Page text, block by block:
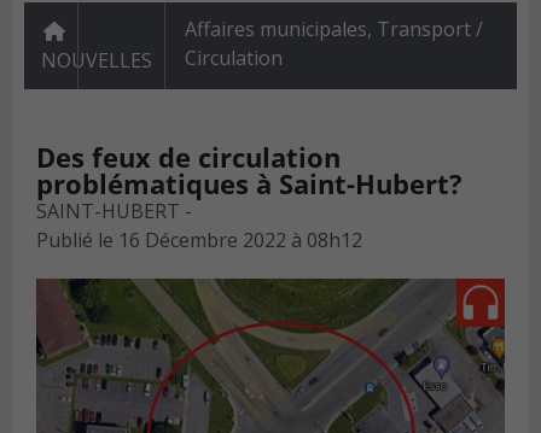
NOUVELLES
Affaires municipales, Transport /
Circulation
Des feux de circulation
problématiques à Saint-Hubert?
SAINT-HUBERT -
Publié le 16 Décembre 2022 à 08h12